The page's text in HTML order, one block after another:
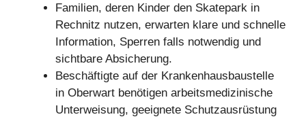
Familien, deren Kinder den Skatepark in
Rechnitz nutzen, erwarten klare und schnelle
Information, Sperren falls notwendig und
sichtbare Absicherung.
Beschäftigte auf der Krankenhausbaustelle
in Oberwart benötigen arbeitsmedizinische
Unterweisung, geeignete Schutzausrüstung